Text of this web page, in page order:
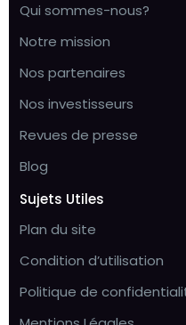
Qui sommes-nous?
Notre mission
Nos partenaires
Nos investisseurs
Revues de presse
Blog
Sujets Utiles
Plan du site
Condition d’utilisation
Politique de